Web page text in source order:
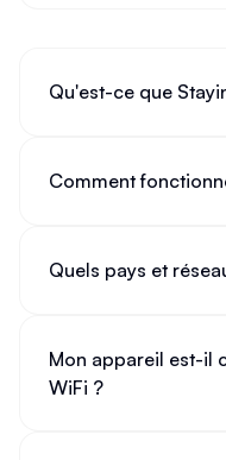
Qu'est-ce que
Comment
Quels pays et
Mon appareil est-il
WiFi ?